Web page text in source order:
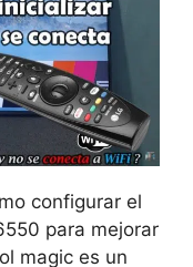
configurar el
para mejorar
magic es un